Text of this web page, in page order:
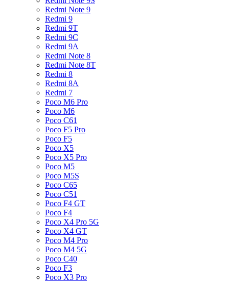
Redmi Note 9
Redmi 9
Redmi 9T
Redmi 9C
Redmi 9A
Redmi Note 8
Redmi Note 8T
Redmi 8
Redmi 8A
Redmi 7
Poco M6 Pro
Poco M6
Poco C61
Poco F5 Pro
Poco F5
Poco X5
Poco X5 Pro
Poco M5
Poco M5S
Poco C65
Poco C51
Poco F4 GT
Poco F4
Poco X4 Pro 5G
Poco X4 GT
Poco M4 Pro
Poco M4 5G
Poco C40
Poco F3
Poco X3 Pro